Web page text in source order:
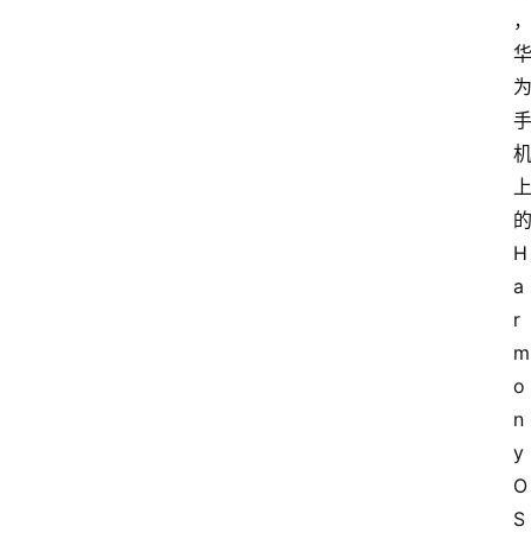
，
华
为
手
机
上
的
H
a
r
m
o
n
y
O
S